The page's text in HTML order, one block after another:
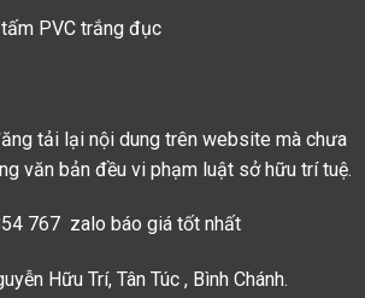
PVC trắng đục
tải lại nội dung trên website mà chưa
văn bản đều vi phạm luật sở hữu trí tuệ.
767 zalo báo giá tốt nhất
Hữu Trí, Tân Túc , Bình Chánh.